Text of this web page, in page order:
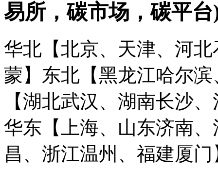
易所，碳市场，碳平台
华北【北京、天津、河
蒙】 东北【黑龙江哈尔
【湖北武汉、湖南长沙
华东【上海、山东济南
昌、浙江温州、福建厦门